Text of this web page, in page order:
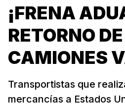
¡FRENA
RETORNO DE
CAMIONES
Transportistas que
mercancías a Estados